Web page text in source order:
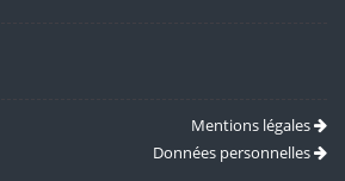
Mentions légales
Données personnelles